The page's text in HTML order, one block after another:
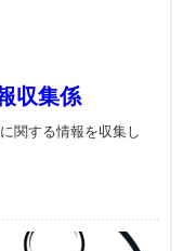
収集係
関する情報を収集し